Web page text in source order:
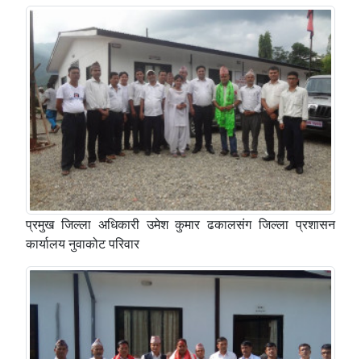
प्रमुख जिल्ला अधिकारी उमेश कुमार ढकालस‌ंग जिल्ला प्रशासन
कार्यालय नुवाकोट परिवार